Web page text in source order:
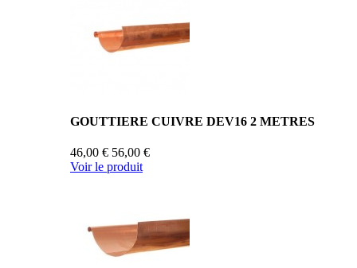
GOUTTIERE CUIVRE DEV16 2 METRES
46,00 € 56,00 €
Voir le produit